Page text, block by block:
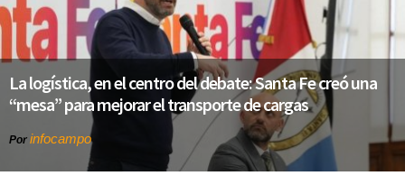
La logística, en el centro del debate: Santa Fe creó una
“mesa” para mejorar el transporte de cargas
Por infocampo